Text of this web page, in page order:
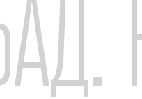
чтобы успокоить
и удовольствия. А долго
активное познание
что он не требует